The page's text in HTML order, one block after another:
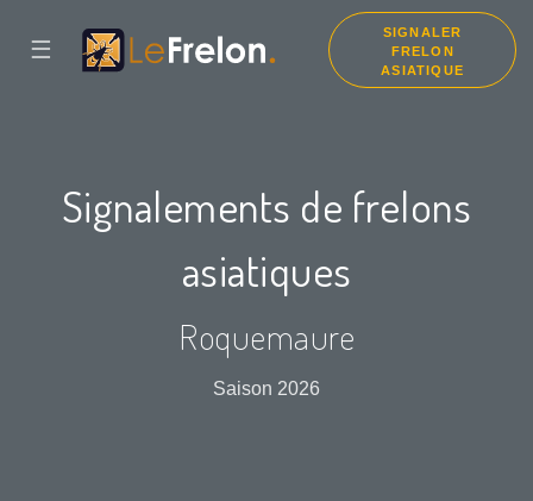
☰
SIGNALER
FRELON
ASIATIQUE
Signalements de frelons
asiatiques
Roquemaure
Saison 2026